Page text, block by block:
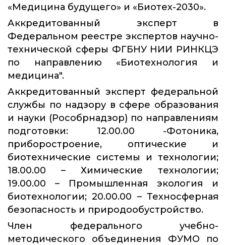
«Медицина будущего» и «Биотех-2030».
Аккредитованный эксперт в
Федеральном реестре экспертов научно-
технической сферы ФГБНУ НИИ РИНКЦЭ
по направлению «Биотехнология и
медицина".
Аккредитованный эксперт федеральной
службы по надзору в сфере образования
и науки (Рособрнадзор) по направлениям
подготовки: 12.00.00 -Фотоника,
приборостроение, оптические и
биотехнические системы и технологии;
18.00.00 – Химические технологии;
19.00.00 – Промышленная экология и
биотехнологии; 20.00.00 – Техносферная
безопасность и природообустройство.
Член федерального учебно-
методического объединения ФУМО по